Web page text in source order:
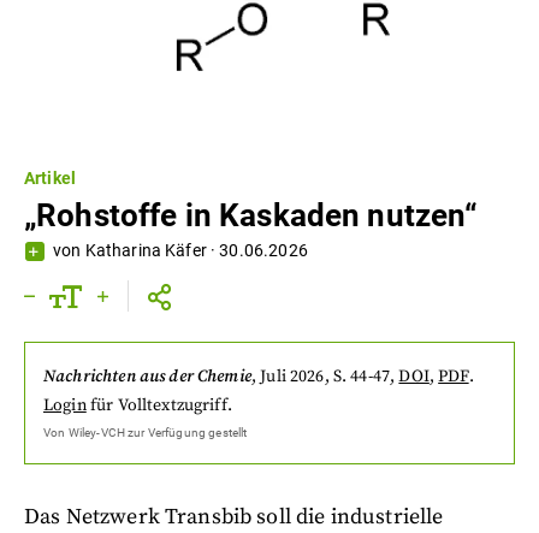
Artikel
„Rohstoffe in Kaskaden nutzen“
von Katharina Käfer·30.06.2026
Nachrichten aus der Chemie,Juli 2026, S. 44-47,DOI,PDF.
Loginfür Volltextzugriff.
Von Wiley-VCH zur Verfügung gestellt
Das Netzwerk Transbib soll die industrielle